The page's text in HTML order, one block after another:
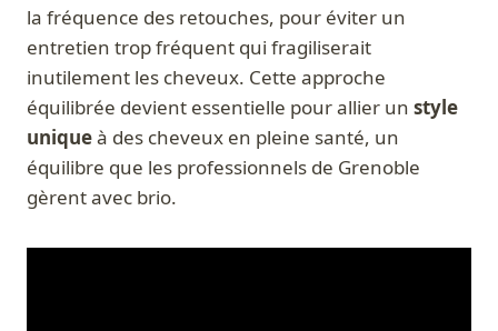
la fréquence des retouches, pour éviter un
entretien trop fréquent qui fragiliserait
inutilement les cheveux. Cette approche
équilibrée devient essentielle pour allier un style
uniqueà des cheveux en pleine santé, un
équilibre que les professionnels de Grenoble
gèrent avec brio.